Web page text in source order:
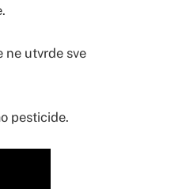
ne utvrde sve
pesticide.